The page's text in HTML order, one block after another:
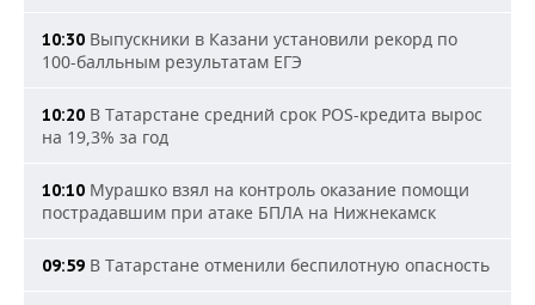
10:30 Выпускники в Казани установили рекорд по
100-балльным результатам ЕГЭ
10:20 В Татарстане средний срок POS-кредита вырос
на 19,3% за год
10:10 Мурашко взял на контроль оказание помощи
пострадавшим при атаке БПЛА на Нижнекамск
09:59 В Татарстане отменили беспилотную опасность